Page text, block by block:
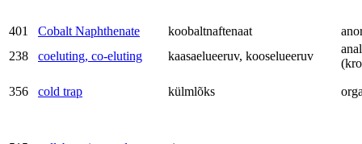
401 Cobalt Naphthenate koobaltnaftenaat
238
coeluting, co-eluting kaasaelueeruv, kooselueeruv
356 cold trap külmlõks